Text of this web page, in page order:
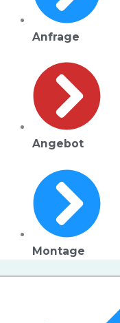
Anfrage
Angebot
Montage